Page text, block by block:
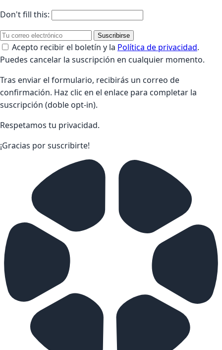
Don't fill this:
Suscribirse
Acepto recibir el boletín y la Política de privacidad.
Puedes cancelar la suscripción en cualquier momento.
Tras enviar el formulario, recibirás un correo de
confirmación. Haz clic en el enlace para completar la
suscripción (doble opt-in).
Respetamos tu privacidad.
¡Gracias por suscribirte!